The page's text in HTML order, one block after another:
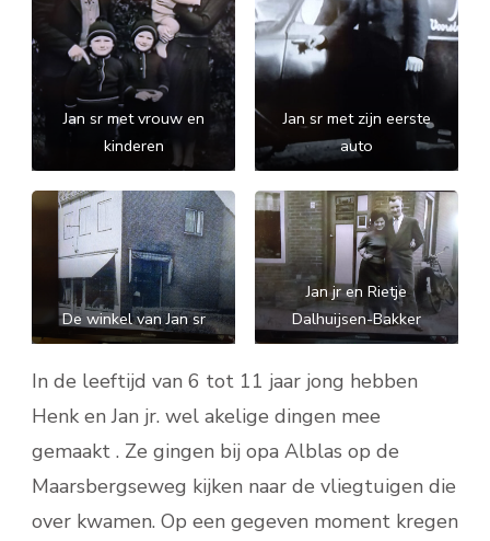
Jan sr met vrouw en
kinderen
Jan sr met zijn eerste
auto
De winkel van Jan sr
Jan jr en Rietje
Dalhuijsen-Bakker
In de leeftijd van 6 tot 11 jaar jong hebben
Henk en Jan jr. wel akelige dingen mee
gemaakt . Ze gingen bij opa Alblas op de
Maarsbergseweg kijken naar de vliegtuigen die
over kwamen. Op een gegeven moment kregen